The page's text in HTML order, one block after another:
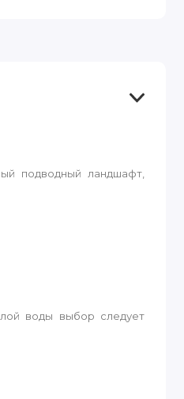
подводный ландшафт,
воды выбор следует